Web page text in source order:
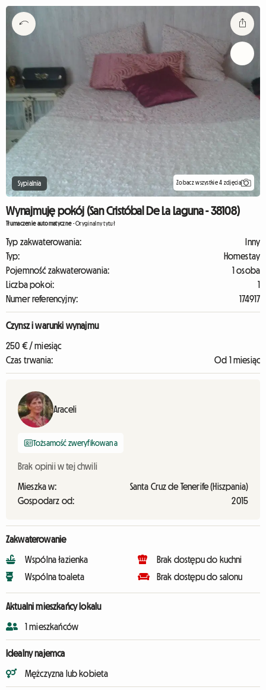
Sypialnia Zobacz wszystkie 4 zdjęcia
Wynajmuję pokój (San Cristóbal De La Laguna - 38108)
Tłumaczenie automatyczne-Oryginalny tytuł
Typ zakwaterowania:
Inny
Typ:
Homestay
Pojemność zakwaterowania:
1 osoba
Liczba pokoi:
1
Numer referencyjny:
174917
Czynsz i warunki wynajmu
250 € / miesiąc
Czas trwania:
Od 1 miesiąc
Araceli
Tożsamość zweryfikowana
Brak opinii w tej chwili
Mieszka w:
Santa Cruz de Tenerife (Hiszpania)
Gospodarz od:
2015
Zakwaterowanie
Wspólna łazienka
Wspólna toaleta
Brak dostępu do kuchni
Brak dostępu do salonu
Aktualni mieszkańcy lokalu
1 mieszkańców
Idealny najemca
Mężczyzna lub kobieta